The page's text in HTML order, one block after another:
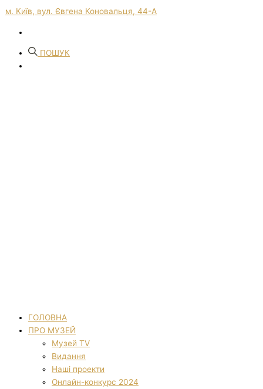
м. Київ, вул. Євгена Коновальця, 44-А
ПОШУК
ГОЛОВНА
ПРО МУЗЕЙ
Музей TV
Видання
Наші проекти
Онлайн-конкурс 2024